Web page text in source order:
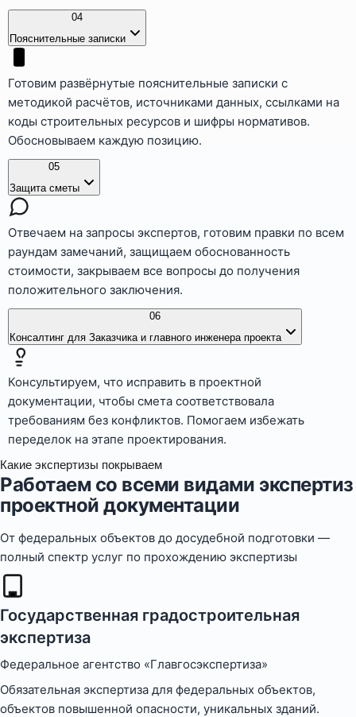
04
Пояснительные записки
Готовим развёрнутые пояснительные записки с
методикой расчётов, источниками данных, ссылками на
коды строительных ресурсов и шифры нормативов.
Обосновываем каждую позицию.
05
Защита сметы
Отвечаем на запросы экспертов, готовим правки по всем
раундам замечаний, защищаем обоснованность
стоимости, закрываем все вопросы до получения
положительного заключения.
06
Консалтинг для Заказчика и главного инженера проекта
Консультируем, что исправить в проектной
документации, чтобы смета соответствовала
требованиям без конфликтов. Помогаем избежать
переделок на этапе проектирования.
Какие экспертизы покрываем
Работаем со всеми видами экспертиз
проектной документации
От федеральных объектов до досудебной подготовки —
полный спектр услуг по прохождению экспертизы
Государственная градостроительная
экспертиза
Федеральное агентство «Главгосэкспертиза»
Обязательная экспертиза для федеральных объектов,
объектов повышенной опасности, уникальных зданий.